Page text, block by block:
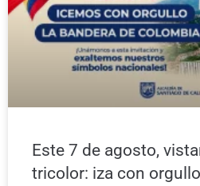
Este 7 de agosto,
tricolor: iza con